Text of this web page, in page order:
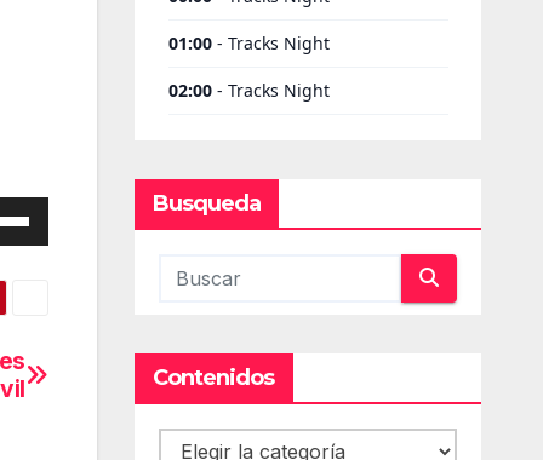
abajo
Busqueda
Contenidos
Contenidos